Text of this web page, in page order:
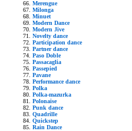
Merengue
Milonga
Minuet
Modern Dance
Modern Jive
Novelty dance
Participation dance
Partner dance
Paso Doble
Passacaglia
Passepied
Pavane
Performance dance
Polka
Polka-mazurka
Polonaise
Punk dance
Quadrille
Quickstep
Rain Dance